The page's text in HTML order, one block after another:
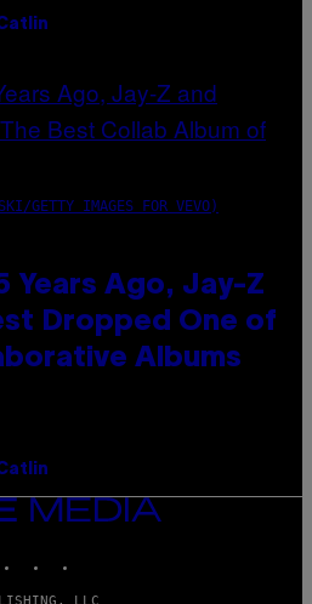
GETTY IMAGES FOR VEVO)
Years Ago, Jay-Z
Dropped One of
Albums